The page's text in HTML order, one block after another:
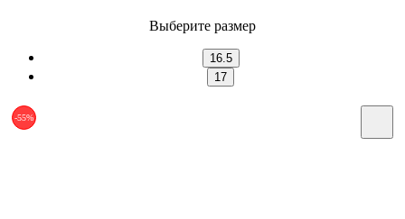
Выберите размер
16.5
17
-55%